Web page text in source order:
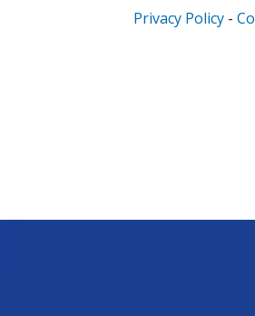
Privacy Policy -